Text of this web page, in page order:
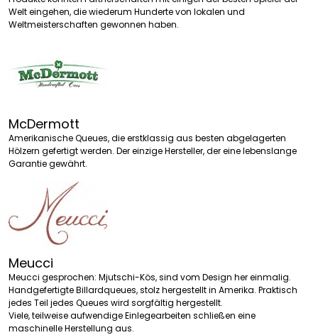
Welt eingehen, die wiederum Hunderte von lokalen und
Weltmeisterschaften gewonnen haben.
McDermott
Amerikanische Queues, die erstklassig aus besten abgelagerten
Hölzern gefertigt werden. Der einzige Hersteller, der eine lebenslange
Garantie gewährt.
Meucci
Meucci gesprochen: Mjutschi-Kös, sind vom Design her einmalig.
Handgefertigte Billardqueues, stolz hergestellt in Amerika. Praktisch
jedes Teil jedes Queues wird sorgfältig hergestellt.
Viele, teilweise aufwendige Einlegearbeiten schließen eine
maschinelle Herstellung aus.